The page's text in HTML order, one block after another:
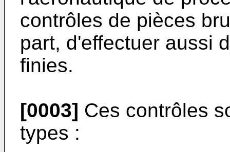
contrôles de pièces
part, d'effectuer aussi
finies.
[0003] Ces contrôles
types :